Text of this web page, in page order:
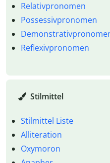
Relativpronomen
Possessivpronomen
Reflexivpronomen
Stilmittel
Stilmittel Liste
Alliteration
Oxymoron